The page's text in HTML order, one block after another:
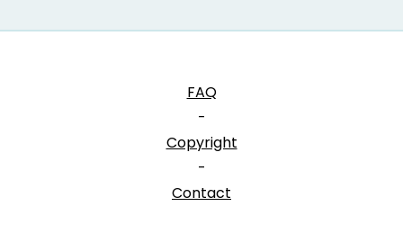
FAQ
-
Copyright
-
Contact